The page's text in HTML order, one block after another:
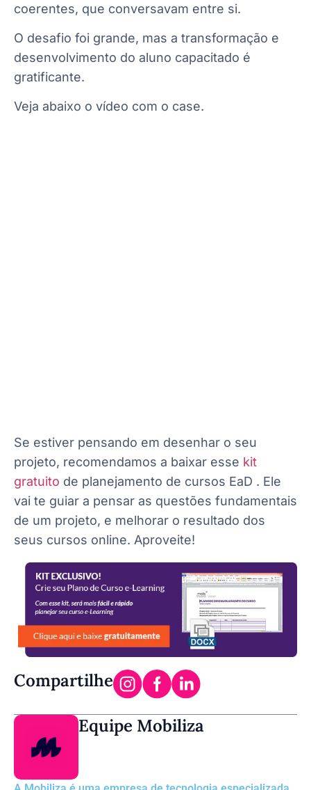
coerentes, que conversavam entre si.
O desafio foi grande, mas a transformação e
desenvolvimento do aluno capacitado é
gratificante.
Veja abaixo o vídeo com o case.
Se estiver pensando em desenhar o seu
projeto, recomendamos a baixar esse kit
gratuito de planejamento de cursos EaD . Ele
vai te guiar a pensar as questões fundamentais
de um projeto, e melhorar o resultado dos
seus cursos online. Aproveite!
Compartilhe
Equipe Mobiliza